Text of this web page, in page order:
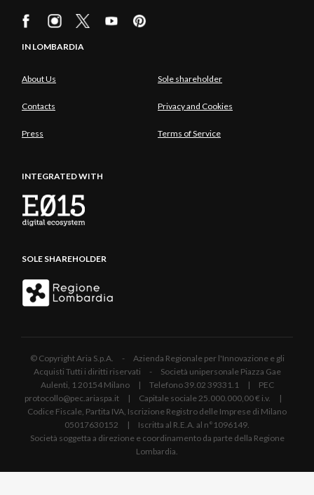
IN LOMBARDIA
About Us Sole shareholder
Contacts Privacy and Cookies
Press Terms of Service
INTEGRATED WITH
SOLE SHAREHOLDER
© Copyright Aria S.p.A. - Azienda Regionale per l'Innovazione e gli
Acquisti Tutti i diritti riservati - Società unipersonale Piazza Gae
Aulenti, 1 20154 Milano | Telefono 39.02 39331.1 | PEC
protocollo@pec.ariaspa.it | Capitale sociale 25.000.000,00 € i.v. |
Codice Fiscale, Partita IVA, Iscrizione Registro delle Imprese di Milano
05017630152 | Iscritta al R.E.A. al n°1096149.
Società soggetta a direzione e coordinamento da parte della Regione
Lombardia.